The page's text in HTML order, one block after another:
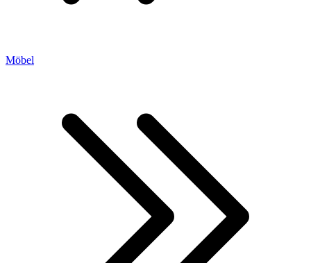
Möbel